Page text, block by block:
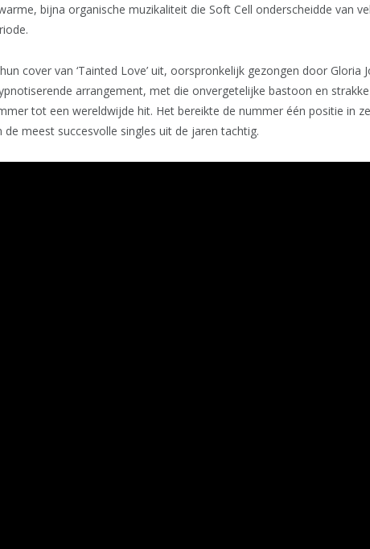
bijna organische muzikaliteit die Soft Cell onderscheidde van
cover van ‘Tainted Love’ uit, oorspronkelijk gezongen door Gloria
arrangement, met die onvergetelijke bastoon en
tot een wereldwijde hit. Het bereikte de nummer één positie in
de meest succesvolle singles uit de jaren tachtig.